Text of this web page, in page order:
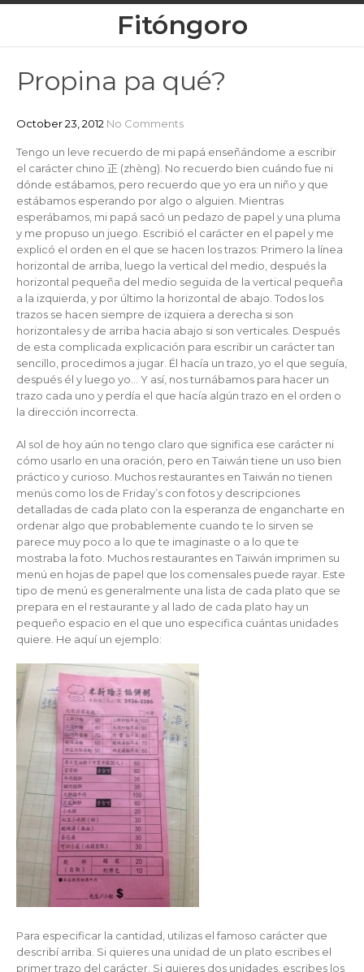
Skip
Fitóngoro
Propina pa qué?
October 23, 2012 No Comments
Tengo un leve recuerdo de mi papá enseñándome a escribir
el carácter chino 正 (zhèng). No recuerdo bien cuándo fue ni
dónde estábamos, pero recuerdo que yo era un niño y que
estábamos esperando por algo o alguien. Mientras
esperábamos, mi papá sacó un pedazo de papel y una pluma
y me propuso un juego. Escribió el carácter en el papel y me
explicó el orden en el que se hacen los trazos: Primero la línea
horizontal de arriba, luego la vertical del medio, después la
horizontal pequeña del medio seguida de la vertical pequeña
a la izquierda, y por último la horizontal de abajo. Todos los
trazos se hacen siempre de izquiera a derecha si son
horizontales y de arriba hacia abajo si son verticales. Después
de esta complicada explicación para escribir un carácter tan
sencillo, procedimos a jugar. Él hacía un trazo, yo el que seguía,
después él y luego yo… Y así, nos turnábamos para hacer un
trazo cada uno y perdía el que hacía algún trazo en el orden o
la dirección incorrecta.
Al sol de hoy aún no tengo claro que significa ese carácter ni
cómo usarlo en una oración, pero en Taiwán tiene un uso bien
práctico y curioso. Muchos restaurantes en Taiwán no tienen
menús como los de Friday’s con fotos y descripciones
detalladas de cada plato con la esperanza de engancharte en
ordenar algo que probablemente cuando te lo sirven se
parece muy poco a lo que te imaginaste o a lo que te
mostraba la foto. Muchos restaurantes en Taiwán imprimen su
menú en hojas de papel que los comensales puede rayar. Este
tipo de menú es generalmente una lista de cada plato que se
prepara en el restaurante y al lado de cada plato hay un
pequeño espacio en el que uno especifica cuántas unidades
quiere. He aquí un ejemplo:
Para especificar la cantidad, utilizas el famoso carácter que
describí arriba. Si quieres una unidad de un plato escribes el
primer trazo del carácter. Si quieres dos unidades, escribes los